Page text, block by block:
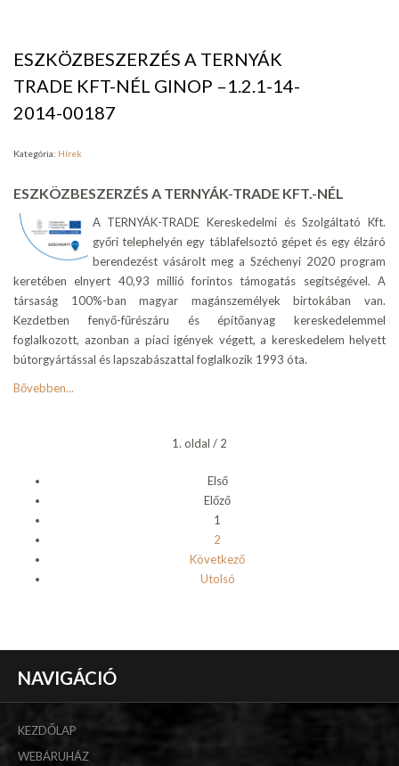
ESZKÖZBESZERZÉS A TERNYÁK
TRADE KFT-NÉL GINOP –1.2.1-14-
2014-00187
Kategória: Hírek
ESZKÖZBESZERZÉS A TERNYÁK-TRADE KFT.-NÉL
A TERNYÁK-TRADE Kereskedelmi és Szolgáltató Kft.
győri telephelyén egy táblafelsoztó gépet és egy élzáró
berendezést vásárolt meg a Széchenyi 2020 program
keretében elnyert 40,93 millió forintos támogatás segítségével. A
társaság 100%-ban magyar magánszemélyek birtokában van.
Kezdetben fenyő-fűrészáru és építőanyag kereskedelemmel
foglalkozott, azonban a piaci igények végett, a kereskedelem helyett
bútorgyártással és lapszabászattal foglalkozik 1993 óta.
Bővebben...
1. oldal / 2
Első
Előző
1
2
Következő
Utolsó
NAVIGÁCIÓ
KEZDŐLAP
WEBÁRUHÁZ